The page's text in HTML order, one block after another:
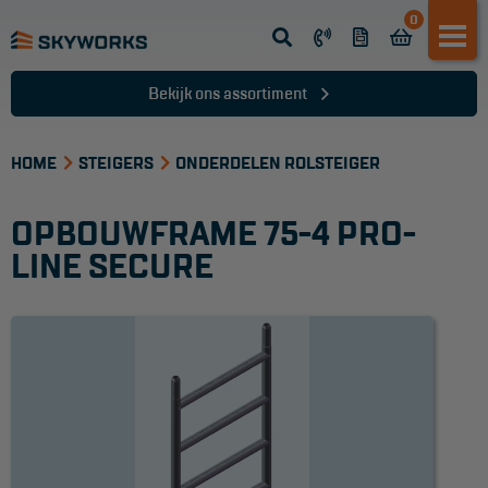
0
Opsteek ladder
Schuifladder
Telescopische ladder
Ladder accessoires
Bekijk ons assortiment
HOME STEIGERS ONDERDELEN ROLSTEIGER
OPBOUWFRAME 75-4 PRO-
LINE SECURE